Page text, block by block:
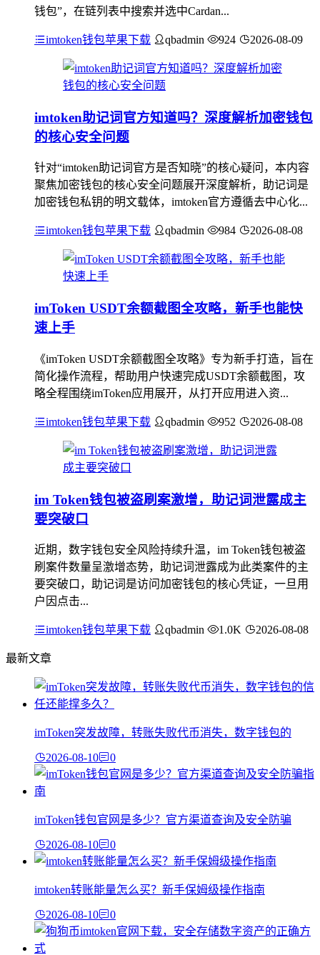
钱包”，在链列表中搜索并选中Cardan...
imtoken钱包苹果下载 qbadmin 924 2026-08-09
imtoken助记词官方知道吗？深度解析加密钱包
的核心安全问题
针对“imtoken助记词官方是否知晓”的核心疑问，本内容
聚焦加密钱包的核心安全问题展开深度解析，助记词是
加密钱包私钥的明文载体，imtoken官方遵循去中心化...
imtoken钱包苹果下载 qbadmin 984 2026-08-08
imToken USDT余额截图全攻略，新手也能快
速上手
《imToken USDT余额截图全攻略》专为新手打造，旨在
简化操作流程，帮助用户快速完成USDT余额截图，攻
略全程围绕imToken应用展开，从打开应用进入资...
imtoken钱包苹果下载 qbadmin 952 2026-08-08
im Token钱包被盗刷案激增，助记词泄露成主
要突破口
近期，数字钱包安全风险持续升温，im Token钱包被盗
刷案件数量呈激增态势，助记词泄露成为此类案件的主
要突破口，助记词是访问加密钱包的核心凭证，一旦用
户因点击...
imtoken钱包苹果下载 qbadmin 1.0K 2026-08-08
最新文章
imToken突发故障，转账失败代币消失，数字钱包的
2026-08-10 0
imToken钱包官网是多少？官方渠道查询及安全防骗
2026-08-10 0
imtoken转账能量怎么买？新手保姆级操作指南
2026-08-10 0